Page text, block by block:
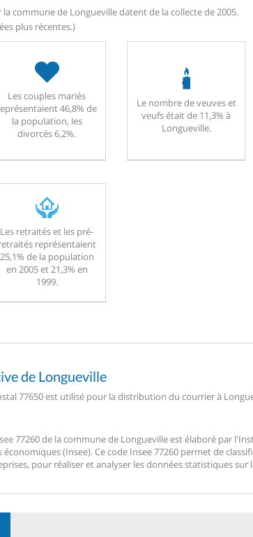
commune de Longueville datent de la collecte de 2005.
plus récentes.)
Les couples mariés
46,8% de
la population, les
divorcés 6,2%.
Le nombre de veuves et
veufs était de 11,3% à
Longueville.
Les retraités et les pré-
représentaient
25,1% de la population
en 2005 et 21,3% en
1999.
de Longueville
77650 est utilisé pour la distribution du courrier à
77260 de la commune de Longueville est élaboré par
économiques (Insee). Ce code Insee 77260 permet de
pour réaliser et analyser les données statistiques sur